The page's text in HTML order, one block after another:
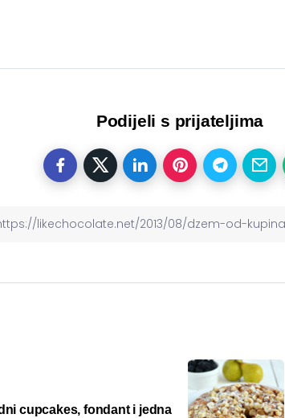
Podijeli s prijateljima
cupcakes, fondant i jedna